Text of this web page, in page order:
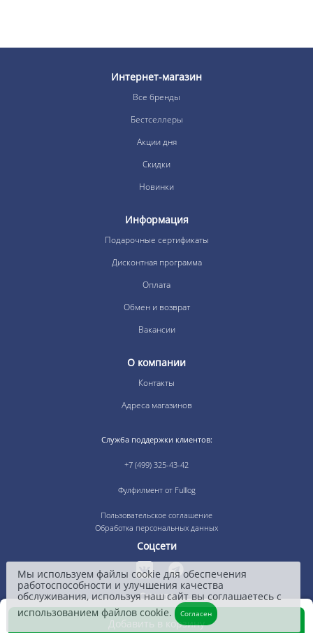
Добавить в корзину
Интернет-магазин
Все бренды
Бестселлеры
Акции дня
Скидки
Новинки
Информация
Подарочные сертификаты
Дисконтная программа
Оплата
Обмен и возврат
Вакансии
О компании
Контакты
Адреса магазинов
Служба поддержки клиентов:
+7 (499) 325-43-42
Фулфилмент от Fulllog
Пользовательское соглашение
Обработка персональных данных
Соцсети
Оплата
Мы используем файлы cookie для обеспечения
работоспособности и улучшения качества
обслуживания, используя наш сайт вы соглашаетесь с
использованием файлов cookie.
Согласен